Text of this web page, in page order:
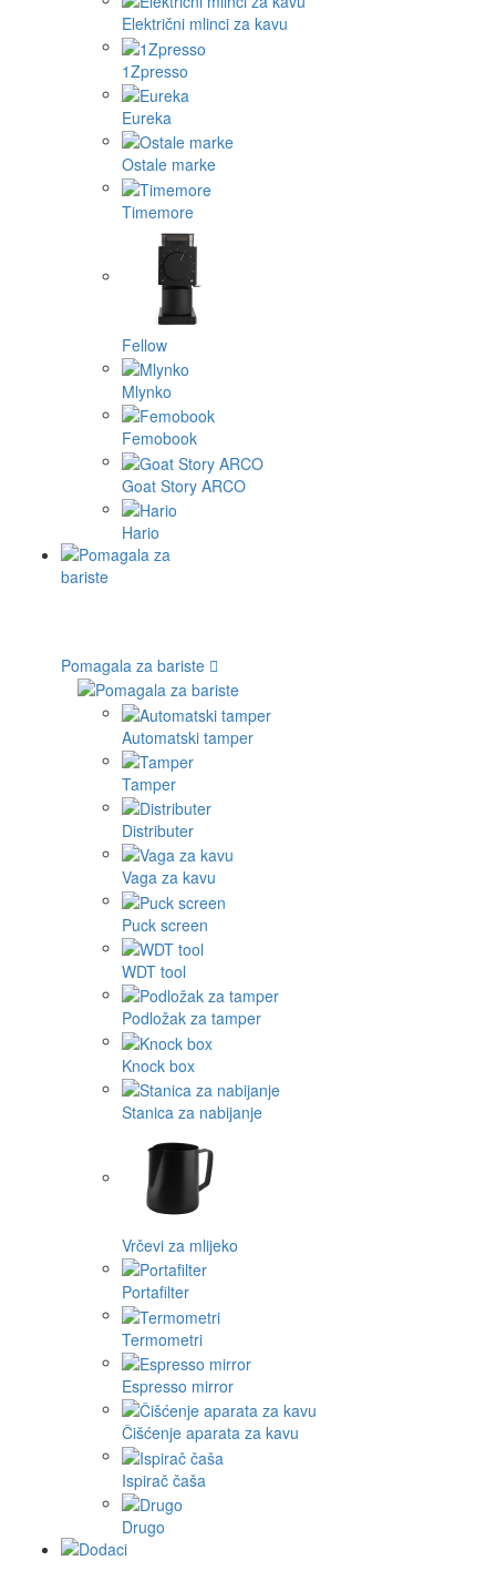
Električni mlinci za kavu
1Zpresso
Eureka
Ostale marke
Timemore
Fellow
Mlynko
Femobook
Goat Story ARCO
Hario
Pomagala za bariste
Automatski tamper
Tamper
Distributer
Vaga za kavu
Puck screen
WDT tool
Podložak za tamper
Knock box
Stanica za nabijanje
Vrčevi za mlijeko
Portafilter
Termometri
Espresso mirror
Čišćenje aparata za kavu
Ispirač čaša
Drugo